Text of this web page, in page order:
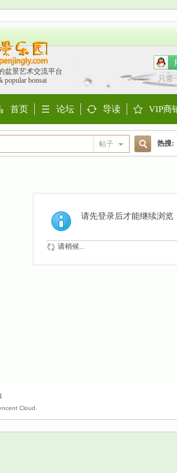
盆景艺术交流平台
popular bonsai
只需
首页 论坛 导读 VIP商
帖子
索
热搜:
请先登录后才能继续浏览
请稍候...
Cloud.